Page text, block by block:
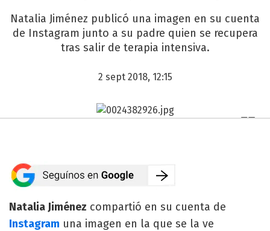
Natalia Jiménez publicó una imagen en su cuenta
de Instagram junto a su padre quien se recupera
tras salir de terapia intensiva.
2 sept 2018, 12:15
Natalia Jiménez compartió en su cuenta de
Instagram una imagen en la que se la ve